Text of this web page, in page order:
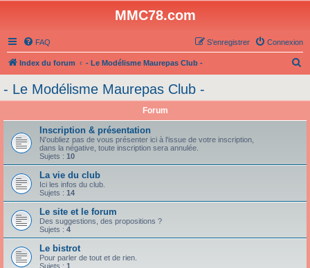
MMC78.com
FAQ Connexion
S’enregistrer
Index du forum - Le Modélisme Maurepas Club -
- Le Modélisme Maurepas Club -
Forum
Inscription & présentation
N'oubliez pas de vous présenter ici à l'issue de votre inscription,
dans la négative, toute inscription sera annulée.
Sujets : 10
La vie du club
Ici les infos du club.
Sujets : 14
Le site et le forum
Des suggestions, des propositions ?
Sujets : 4
Le bistrot
Pour parler de tout et de rien.
Sujets : 1